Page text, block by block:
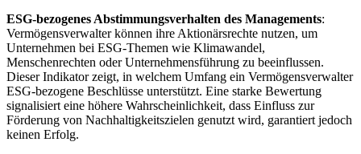
ESG-bezogenes Abstimmungsverhalten des Managements:
Vermögensverwalter können ihre Aktionärsrechte nutzen, um
Unternehmen bei ESG-Themen wie Klimawandel,
Menschenrechten oder Unternehmensführung zu beeinflussen.
Dieser Indikator zeigt, in welchem Umfang ein Vermögensverwalter
ESG-bezogene Beschlüsse unterstützt. Eine starke Bewertung
signalisiert eine höhere Wahrscheinlichkeit, dass Einfluss zur
Förderung von Nachhaltigkeitszielen genutzt wird, garantiert jedoch
keinen Erfolg.